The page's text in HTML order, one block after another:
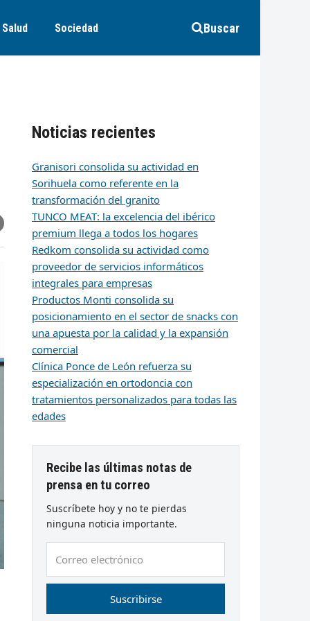
Salud Sociedad Buscar
Noticias recientes
Granisori consolida su actividad en
Sorihuela como referente en la
transformación del granito
TUNCO MEAT: la excelencia del ibérico
premium llega a todos los hogares
Redkom consolida su actividad como
proveedor de servicios informáticos
integrales para empresas
Productos Monti consolida su
posicionamiento en el sector de snacks con
una apuesta por la calidad y la expansión
comercial
Clínica Ponce de León refuerza su
especialización en ortodoncia con
tratamientos personalizados para todas las
edades
Recibe las últimas notas de
prensa en tu correo
Suscríbete hoy y no te pierdas
ninguna noticia importante.
electrónico
Suscribirse